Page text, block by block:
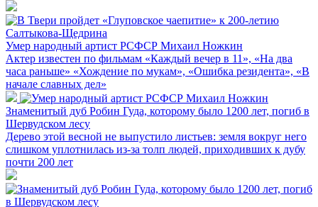
Умер народный артист РСФСР Михаил Ножкин
Актер известен по фильмам «Каждый вечер в 11», «На два
часа раньше» «Хождение по мукам», «Ошибка резидента», «В
начале славных дел»
Знаменитый дуб Робин Гуда, которому было 1200 лет, погиб в
Шервудском лесу
Дерево этой весной не выпустило листьев: земля вокруг него
слишком уплотнилась из-за толп людей, приходивших к дубу
почти 200 лет